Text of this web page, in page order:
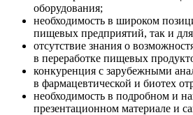
оборудования;
необходимость в широком
пищевых предприятий, так и
отсутствие знания о
в переработке пищевых
конкуренция с зарубежными
в фармацевтической и биотех
необходимость в подробном и
презентационном материале и